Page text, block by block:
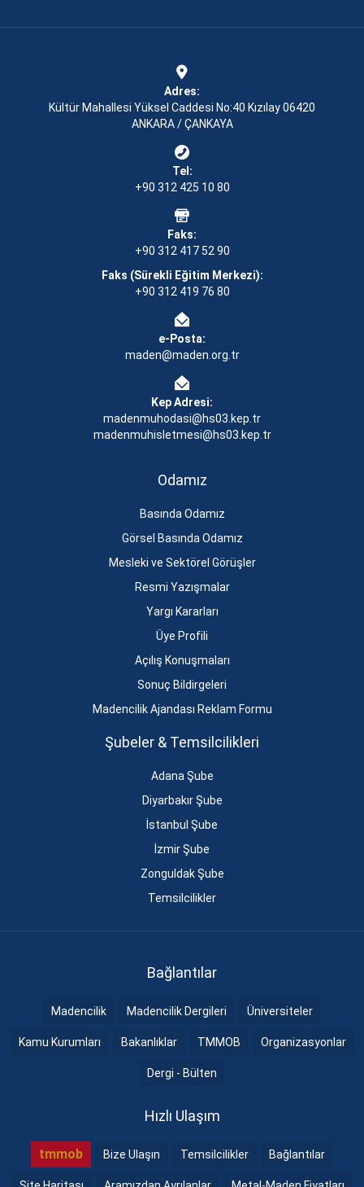
Adres:
Kültür Mahallesi Yüksel Caddesi No:40 Kızılay 06420
ANKARA / ÇANKAYA
Tel:
+90 312 425 10 80
Faks:
+90 312 417 52 90
Faks (Sürekli Eğitim Merkezi):
+90 312 419 76 80
e-Posta:
maden@maden.org.tr
Kep Adresi:
madenmuhodasi@hs03.kep.tr
madenmuhisletmesi@hs03.kep.tr
Odamız
Basında Odamız
Görsel Basında Odamız
Mesleki ve Sektörel Görüşler
Resmi Yazışmalar
Yargı Kararları
Üye Profili
Açılış Konuşmaları
Sonuç Bildirgeleri
Madencilik Ajandası Reklam Formu
Şubeler & Temsilcilikleri
Adana Şube
Diyarbakır Şube
İstanbul Şube
İzmir Şube
Zonguldak Şube
Temsilcilikler
Bağlantılar
Madencilik Madencilik Dergileri Üniversiteler
Kamu Kurumları Bakanlıklar TMMOB Organizasyonlar
Dergi - Bülten
Hızlı Ulaşım
tmmob Bize Ulaşın Temsilcilikler Bağlantılar